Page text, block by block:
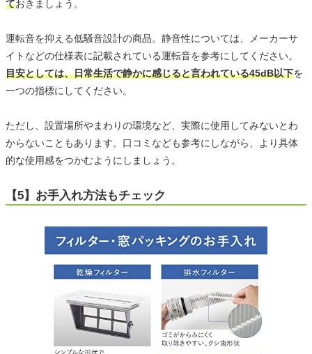
ておきましょう。
運転音を抑える低騒音設計の商品。静音性については、メーカーサ
イトなどの仕様表に記載されている運転音を参考にしてください。
目安としては、日常生活で静かに感じると言われている45dB以下を
一つの指標にしてください。
ただし、設置場所やまわりの環境など、実際に使用してみないとわ
からないこともあります。口コミなども参考にしながら、より具体
的な使用感をつかむようにしましょう。
【5】お手入れ方法もチェック